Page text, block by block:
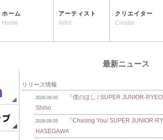
ホーム
Home
アーティスト
Artist
クリエイター
Creator
最新ニュース
リリース情報
2026-08-05
『僕のほし / SUPER JUNIOR-
Shiho
2026-08-05
『Chasing You/ SUPER JUNIOR-
HASEGAWA